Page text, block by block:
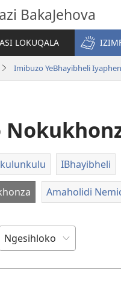
BakaJehova
LOKUQALA
Imibuzo YeBhayibheli
IBhayibheli
Amaholidi